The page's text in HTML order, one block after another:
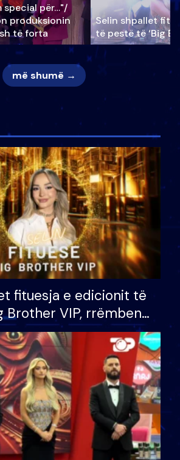
special për…"/
produksionin
të forta
Selin shpallet
të pestë të ‘Big
më shumë →
fituesja e edicionit të
Brother VIP, rrëmben
prej 100 mijë eurosh